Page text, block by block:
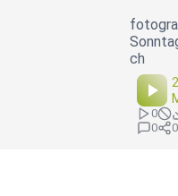
ch
0
0
0